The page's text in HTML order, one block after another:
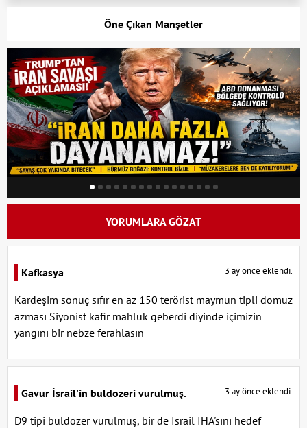
Öne Çıkan Manşetler
YORUMLARA GÖZAT
Kafkasya 3 ay önce eklendi.
Kardeşim sonuç sıfır en az 150 terörist maymun tipli domuz
azması Siyonist kafir mahluk geberdi diyinde içimizin
yangını bir nebze ferahlasın
Gavur İsrail'in buldozeri vurulmuş. 3 ay önce eklendi.
D9 tipi buldozer vurulmuş, bir de İsrail İHA'sını hedef